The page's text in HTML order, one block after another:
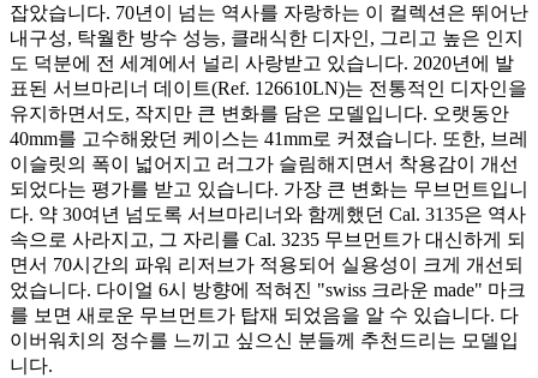
잡았습니다. 70년이 넘는 역사를 자랑하는 이 컬렉션은 뛰어난
내구성, 탁월한 방수 성능, 클래식한 디자인, 그리고 높은 인지
도 덕분에 전 세계에서 널리 사랑받고 있습니다. 2020년에 발
표된 서브마리너 데이트(Ref. 126610LN)는 전통적인 디자인을
유지하면서도, 작지만 큰 변화를 담은 모델입니다. 오랫동안
40mm를 고수해왔던 케이스는 41mm로 커졌습니다. 또한, 브레
이슬릿의 폭이 넓어지고 러그가 슬림해지면서 착용감이 개선
되었다는 평가를 받고 있습니다. 가장 큰 변화는 무브먼트입니
다. 약 30여년 넘도록 서브마리너와 함께했던 Cal. 3135은 역사
속으로 사라지고, 그 자리를 Cal. 3235 무브먼트가 대신하게 되
면서 70시간의 파워 리저브가 적용되어 실용성이 크게 개선되
었습니다. 다이얼 6시 방향에 적혀진 "swiss 크라운 made" 마크
를 보면 새로운 무브먼트가 탑재 되었음을 알 수 있습니다. 다
이버워치의 정수를 느끼고 싶으신 분들께 추천드리는 모델입
니다.